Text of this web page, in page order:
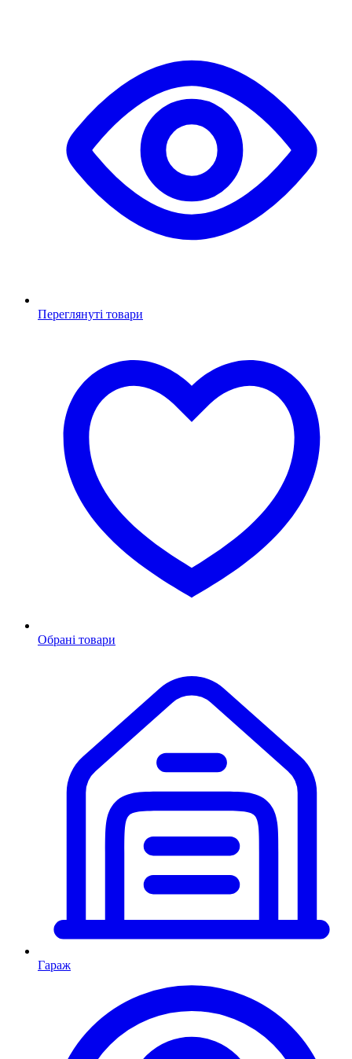
Переглянуті товари
Обрані товари
Гараж